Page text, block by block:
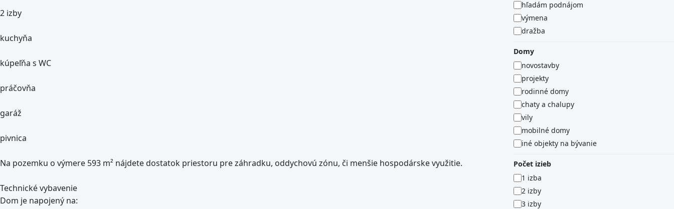
2 izby
kuchyňa
kúpeľňa s WC
práčovňa
garáž
pivnica
Na pozemku o výmere 593 m² nájdete dostatok priestoru pre záhradku, oddychovú zónu, či menšie hospodárske využitie.
Technické vybavenie
Dom je napojený na:
hľadám podnájom
výmena
dražba
Domy
novostavby
projekty
rodinné domy
chaty a chalupy
vily
mobilné domy
iné objekty na bývanie
Počet izieb
1 izba
2 izby
3 izby